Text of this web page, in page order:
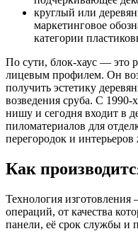
круглый или
маркетинговое
категории
По сути, блок-хаус — это
лицевым профилем. Он
получить эстетику
возведения сруба. С 1990-
нишу и сегодня входит в
пиломатериалов для
перегородок и
Как
Технология изготовления
операций, от качества
панели, её срок службы и